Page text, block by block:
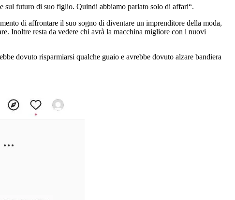
sul futuro di suo figlio. Quindi abbiamo parlato solo di affari“.
di affrontare il suo sogno di diventare un imprenditore della moda,
Inoltre resta da vedere chi avrà la macchina migliore con i nuovi
dovuto risparmiarsi qualche guaio e avrebbe dovuto alzare bandiera